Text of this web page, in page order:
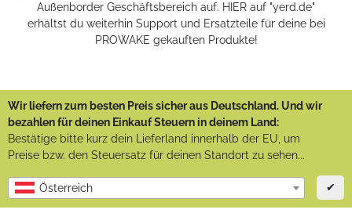
Außenborder Geschäftsbereich auf. HIER auf "yerd.de"
erhältst du weiterhin Support und Ersatzteile für deine bei
PROWAKE gekauften Produkte!
Wir liefern zum besten Preis sicher aus Deutschland. Und wir
bezahlen für deinen Einkauf Steuern in deinem Land:
Bestätige bitte kurz dein Lieferland innerhalb der EU, um
Preise bzw. den Steuersatz für deinen Standort zu sehen...
Österreich ✔